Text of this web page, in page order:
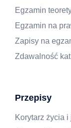
Egzamin
Egzamin na
Zapisy na
Zdawalność
Przepisy
Korytarz życia